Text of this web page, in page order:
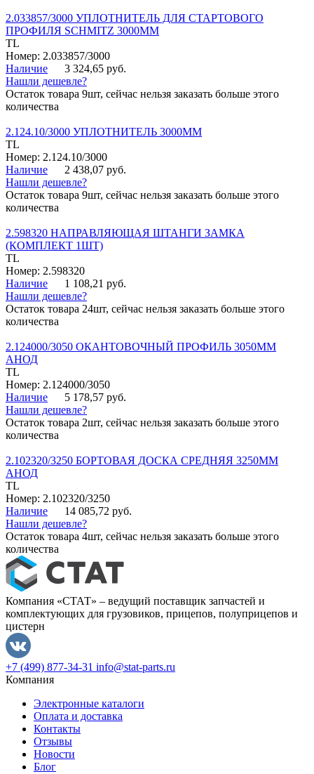
2.033857/3000 УПЛОТНИТЕЛЬ ДЛЯ СТАРТОВОГО
ПРОФИЛЯ SCHMITZ 3000ММ
TL
Номер: 2.033857/3000
Наличие
3 324,65 руб.
Нашли дешевле?
Остаток товара 9шт, сейчас нельзя заказать больше этого
количества
2.124.10/3000 УПЛОТНИТЕЛЬ 3000ММ
TL
Номер: 2.124.10/3000
Наличие
2 438,07 руб.
Нашли дешевле?
Остаток товара 9шт, сейчас нельзя заказать больше этого
количества
2.598320 НАПРАВЛЯЮЩАЯ ШТАНГИ ЗАМКА
(КОМПЛЕКТ 1ШТ)
TL
Номер: 2.598320
Наличие
1 108,21 руб.
Нашли дешевле?
Остаток товара 24шт, сейчас нельзя заказать больше этого
количества
2.124000/3050 ОКАНТОВОЧНЫЙ ПРОФИЛЬ 3050ММ
АНОД
TL
Номер: 2.124000/3050
Наличие
5 178,57 руб.
Нашли дешевле?
Остаток товара 2шт, сейчас нельзя заказать больше этого
количества
2.102320/3250 БОРТОВАЯ ДОСКА СРЕДНЯЯ 3250ММ
АНОД
TL
Номер: 2.102320/3250
Наличие
14 085,72 руб.
Нашли дешевле?
Остаток товара 4шт, сейчас нельзя заказать больше этого
количества
Компания «СТАТ» – ведущий поставщик запчастей и
комплектующих для грузовиков, прицепов, полуприцепов и
цистерн
+7 (499) 877-34-31 info@stat-parts.ru
Компания
Электронные каталоги
Оплата и доставка
Контакты
Отзывы
Новости
Блог